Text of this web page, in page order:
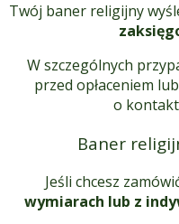
Twój baner religijny
W szczególnych
przed opłaceniem
o
Baner
Jeśli chcesz
wymiarach lub z